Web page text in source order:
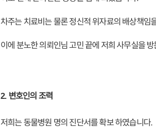
차주는 치료비는 물론 정신적 위자료의 배상책임
이에 분노한 의뢰인님 고민 끝에 저희 사무실을
2. 변호인의 조력
저희는 동물병원 명의 진단서를 확보 하였습니다.